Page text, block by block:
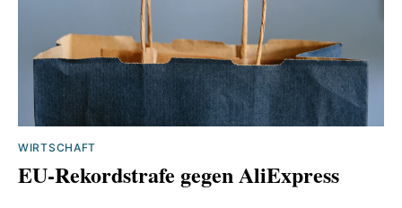
WIRTSCHAFT
EU-Rekordstrafe gegen AliExpress